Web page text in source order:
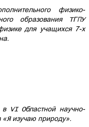
физико-
образования ТГПУ
для учащихся 7-х
в VI Областной научно-
«Я изучаю природу».